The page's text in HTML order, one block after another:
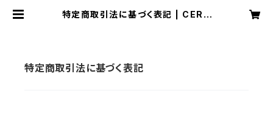
特定商取引法に基づく表記 | CERC
特定商取引法に基づく表記